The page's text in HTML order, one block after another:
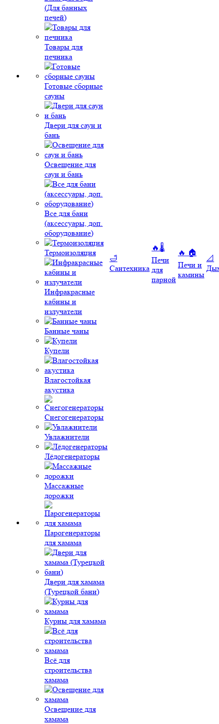
(Для банных
печей)
Товары для
печника
Готовые сборные
сауны
Двери для саун и
бань
Освещение для
саун и бань
Все для бани
(аксессуары, доп.
оборудование)
Термоизоляция
Инфракрасные
кабины и
излучатели
Банные чаны
Купели
Влагостойкая
акустика
Снегогенераторы
Увлажнители
Лёдогенераторы
Массажные
дорожки
Парогенераторы
для хамама
Двери для хамама
(Турецкой бани)
Курны для хамама
Всё для
строительства
хамама
Освещение для
хамама
🛁
Сантехника
🔥🌡️
Печи
для
парной
🔥 🏠
Печи и
камины
📐